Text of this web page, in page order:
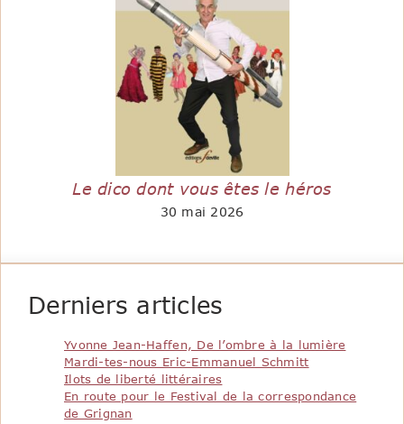
Le dico dont vous êtes le héros
30 mai 2026
Derniers articles
Yvonne Jean-Haffen, De l’ombre à la lumière
Mardi-tes-nous Eric-Emmanuel Schmitt
Ilots de liberté littéraires
En route pour le Festival de la correspondance
de Grignan